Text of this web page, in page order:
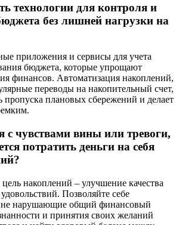
технологии для контроля и
без лишней нагрузки на
приложения и сервисы для учета
бюджета, которые упрощают
финансов. Автоматизация накоплений,
переводы на накопительный счет,
пропуска плановых сбережений и делает
с чувствами вины или тревоги,
потратить деньги на себя
накоплений – улучшение качества
Позволяйте себе
не нарушающие общий финансовый
и принятия своих желаний